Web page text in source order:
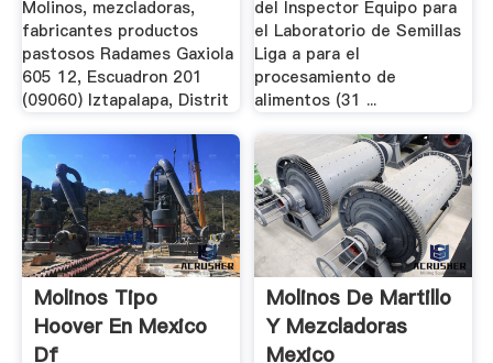
Molinos, mezcladoras,
fabricantes productos
pastosos Radames Gaxiola
605 12, Escuadron 201
(09060) Iztapalapa, Distrit
del Inspector Equipo para
el Laboratorio de Semillas
Liga a para el
procesamiento de
alimentos (31 ...
Molinos Tipo
Hoover En Mexico
Df
Molinos De Martillo
Y Mezcladoras
Mexico